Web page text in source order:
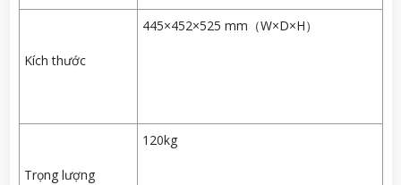
Kích thước
445×452×525 mm（W×D×H）
Trọng lượng
120kg